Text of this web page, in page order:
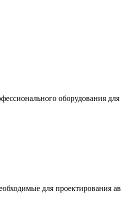
оборудования
для проектирования